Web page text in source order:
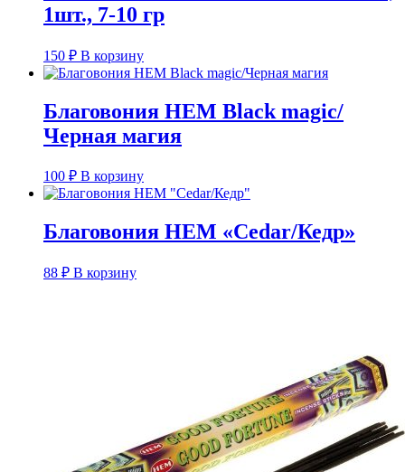
1шт., 7-10 гр
150 ₽ В корзину
Благовония HEM Black magic/
Черная магия
100 ₽ В корзину
Благовония HEM «Cedar/Кедр»
88 ₽ В корзину